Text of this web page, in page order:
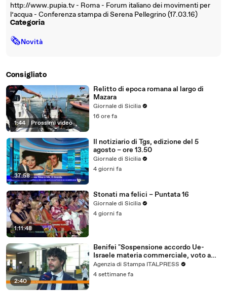
http://www.pupia.tv - Roma - Forum italiano dei movimenti per
l’acqua - Conferenza stampa di Serena Pellegrino (17.03.16)
Categoria
🗞Novità
Consigliato
1:44 | Prossimi video
Relitto di epoca romana al largo di
Mazara
Giornale di Sicilia
16 ore fa
37:58
Il notiziario di Tgs, edizione del 5
agosto – ore 13.50
Giornale di Sicilia
4 giorni fa
1:11:48
Stonati ma felici – Puntata 16
Giornale di Sicilia
4 giorni fa
2:40
Benifei "Sospensione accordo Ue-
Israele materia commerciale, voto a
maggioranza"
Agenzia di Stampa ITALPRESS
4 settimane fa